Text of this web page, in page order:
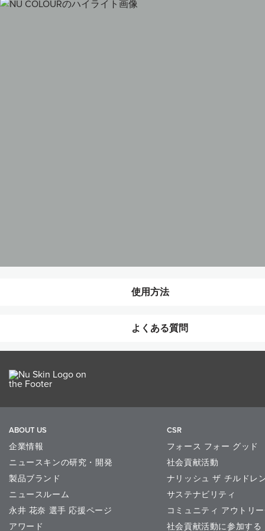
使用方法
ニュー カラー カスタム パレットL
よくある質問
ABOUT US
企業情報
ニュースキンの研究・開発
製品ブランド
ニュースルーム
永井 花奈 選手 応援ページ
アワード
CSR
フォース フォー グッド
社会貢献活動
ナリッシュ ザ チルドレ
サステナビリティ
コミュニティ アウトリ
社会貢献活動に参加する